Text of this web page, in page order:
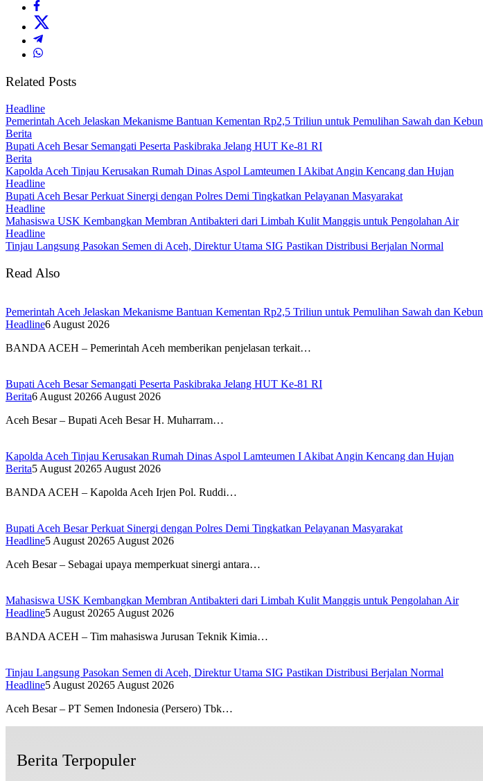
Related Posts
Headline
Pemerintah Aceh Jelaskan Mekanisme Bantuan Kementan Rp2,5 Triliun untuk Pemulihan Sawah dan Kebun
Berita
Bupati Aceh Besar Semangati Peserta Paskibraka Jelang HUT Ke-81 RI
Berita
Kapolda Aceh Tinjau Kerusakan Rumah Dinas Aspol Lamteumen I Akibat Angin Kencang dan Hujan
Headline
Bupati Aceh Besar Perkuat Sinergi dengan Polres Demi Tingkatkan Pelayanan Masyarakat
Headline
Mahasiswa USK Kembangkan Membran Antibakteri dari Limbah Kulit Manggis untuk Pengolahan Air
Headline
Tinjau Langsung Pasokan Semen di Aceh, Direktur Utama SIG Pastikan Distribusi Berjalan Normal
Read Also
Pemerintah Aceh Jelaskan Mekanisme Bantuan Kementan Rp2,5 Triliun untuk Pemulihan Sawah dan Kebun
Headline6 August 2026
BANDA ACEH – Pemerintah Aceh memberikan penjelasan terkait…
Bupati Aceh Besar Semangati Peserta Paskibraka Jelang HUT Ke-81 RI
Berita6 August 20266 August 2026
Aceh Besar – Bupati Aceh Besar H. Muharram…
Kapolda Aceh Tinjau Kerusakan Rumah Dinas Aspol Lamteumen I Akibat Angin Kencang dan Hujan
Berita5 August 20265 August 2026
BANDA ACEH – Kapolda Aceh Irjen Pol. Ruddi…
Bupati Aceh Besar Perkuat Sinergi dengan Polres Demi Tingkatkan Pelayanan Masyarakat
Headline5 August 20265 August 2026
Aceh Besar – Sebagai upaya memperkuat sinergi antara…
Mahasiswa USK Kembangkan Membran Antibakteri dari Limbah Kulit Manggis untuk Pengolahan Air
Headline5 August 20265 August 2026
BANDA ACEH – Tim mahasiswa Jurusan Teknik Kimia…
Tinjau Langsung Pasokan Semen di Aceh, Direktur Utama SIG Pastikan Distribusi Berjalan Normal
Headline5 August 20265 August 2026
Aceh Besar – PT Semen Indonesia (Persero) Tbk…
Berita Terpopuler